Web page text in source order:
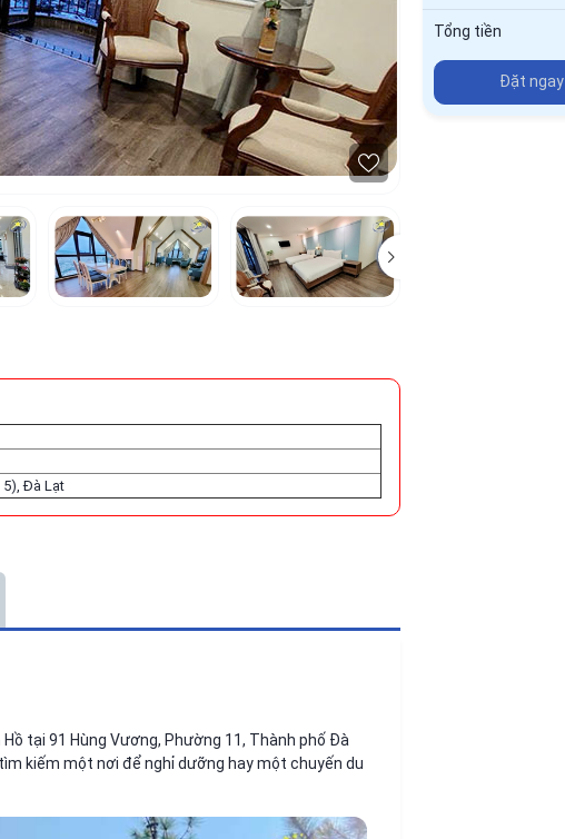
5), Đà Lạt
tại 91 Hùng Vương, Phường 11, Thành phố Đà
kiếm một nơi để nghỉ dưỡng hay một chuyến du
Tổng tiền
Đặt ngay